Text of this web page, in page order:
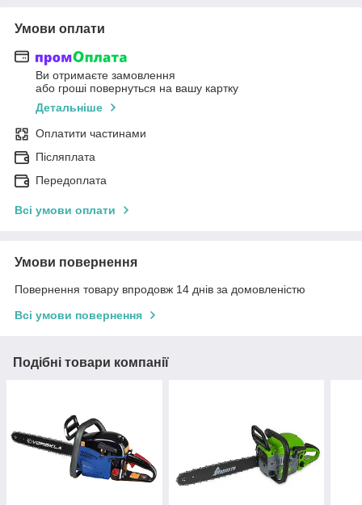
Умови оплати
Ви отримаєте замовлення
або гроші повернуться на вашу картку
Детальніше
Оплатити частинами
Післяплата
Передоплата
Всі умови оплати
Умови повернення
Повернення товару впродовж 14 днів за домовленістю
Всі умови повернення
Подібні товари компанії